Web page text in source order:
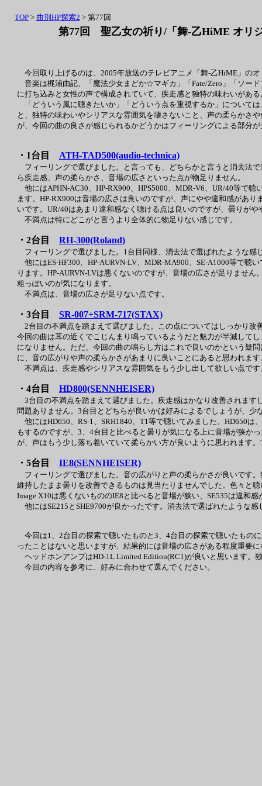
第77回 聖乙女の祈り/「舞-乙HiME オリ
今回取り上げるのは、2005年放送のテレビアニメ「舞-乙HiME」の
音楽は梶浦由記、「魔法少女まどか☆マギカ」「Fate/Zero」「ソー
に打ち込みと女性の声で構成されていて、疾走感と独特の味わいがあ
「どういう風に聴きたいか」「どういう点を重視するか」について
と、独特の味わいやシリアスな雰囲気を壊さないこと、声の柔らかさ
が、今回の曲の良さが感じられるかどうかはフィーリングによる部分
・1台目 ATH-TAD500(audio-technica)
フィーリングで選びました。と言っても、どちらかと言うと消去法
ら疾走感、声の柔らかさ、音場の広さといった点が物足りません。
他にはAPHN-AC30、HP-RX900、HPS5000、MDR-V6、UR/40等で
ます。HP-RX900は音場の広さは良いのですが、声にやや違和感があ
いです。UR/40はあまり違和感なく聴ける点は良いのですが、曇りがや
不満点は特にどこがと言うより全体的に物足りない感じです。
・2台目 RH-300(Roland)
フィーリングで選びました。1台目同様、消去法で選ばれたような感
他にはES-HF300、HP-AURVN-LV、MDR-MA900、SE-A1000等で聴
ります。HP-AURVN-LVは悪くないのですが、音場の広さが足りませ
粗っぽいのが気になります。
不満点は、音場の広さが足りない点です。
・3台目 SR-007+SRM-717(STAX)
2台目の不満点を踏まえて選びました。この点についてはしっかり改
今回の曲は耳の近くでこじんまり鳴っているようだと魅力が半減して
になりません。ただ、今回の曲の鳴らし方はこれで良いのかという疑
に、音の広がりや声の柔らかさがあまりに良いことにあると思われま
不満点は、疾走感やシリアスな雰囲気をもう少し出して欲しい点です
・4台目 HD800(SENNHEISER)
3台目の不満点を踏まえて選びました。疾走感はかなり改善されます
問題ありません。3台目とどちらが良いかは好みによるでしょうが、
他にはHD650、RS-1、SRH1840、T1等で聴いてみました。HD650
もするのですが、3、4台目と比べると曇りが気になる上に音場が狭か
が、声はもう少し落ち着いていて柔らかい方が良いように思われます
・5台目 IE8(SENNHEISER)
フィーリングで選びました。音の広がりと声の柔らかさが良いです
維持したまま曇りを改善できるものは見当たりませんでした。色々と
Image X10は悪くないもののIE8と比べると音場が狭い、SE535は違和
他にはSE215とSHE9700が良かったです。消去法で選ばれたような
今回は1、2台目の探索で聴いたものと3、4台目の探索で聴いたもの
ったことはないと思いますが、結果的には音場の広さがある程度重要
ヘッドホンアンプはHD-1L Limited Edition(RC1)が良いと思います。
今回の内容を参考に、好みに合わせて選んでください。
TOP > 曲別HP探索2 > 第77回